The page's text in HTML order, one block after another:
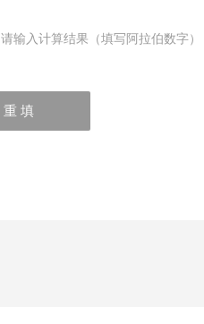
请输入计算结果（填写阿拉伯数字